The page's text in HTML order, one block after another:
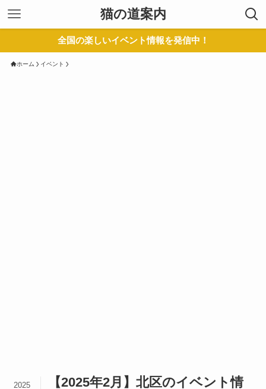
猫の道案内
全国の楽しいイベント情報を発信中！
ホーム イベント
【2025年2月】北区のイベント情
2025